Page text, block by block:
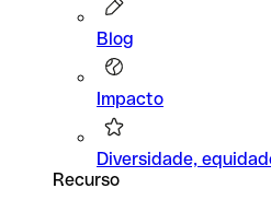
Blog
Impacto
Diversidade,
Recurso